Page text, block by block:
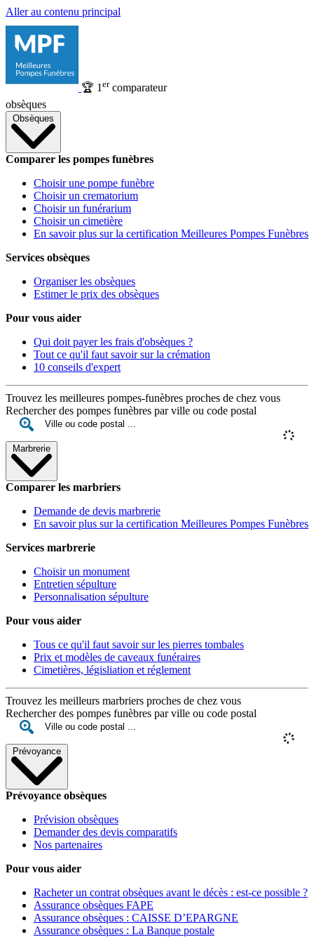
Aller au contenu principal
🏆 1 ercomparateur
obsèques
Obsèques
Comparer les pompes funèbres
Choisir une pompe funèbre
Choisir un crematorium
Choisir un funérarium
Choisir un cimetière
En savoir plus sur la certification Meilleures Pompes Funèbres
Services obsèques
Organiser les obsèques
Estimer le prix des obsèques
Pour vous aider
Qui doit payer les frais d'obsèques ?
Tout ce qu'il faut savoir sur la crémation
10 conseils d'expert
Trouvez les meilleures pompes-funèbres proches de chez vous
Rechercher des pompes funèbres par ville ou code postal
Marbrerie
Comparer les marbriers
Demande de devis marbrerie
En savoir plus sur la certification Meilleures Pompes Funèbres
Services marbrerie
Choisir un monument
Entretien sépulture
Personnalisation sépulture
Pour vous aider
Tous ce qu'il faut savoir sur les pierres tombales
Prix et modèles de caveaux funéraires
Cimetières, législiation et réglement
Trouvez les meilleurs marbriers proches de chez vous
Rechercher des pompes funèbres par ville ou code postal
Prévoyance
Prévoyance obsèques
Prévision obsèques
Demander des devis comparatifs
Nos partenaires
Pour vous aider
Racheter un contrat obsèques avant le décès : est-ce possible ?
Assurance obsèques FAPE
Assurance obsèques : CAISSE D’EPARGNE
Assurance obsèques : La Banque postale